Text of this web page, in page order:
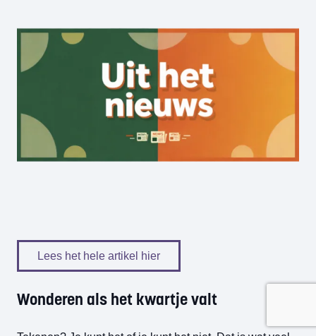
Lees het hele artikel hier
Wonderen als het kwartje valt